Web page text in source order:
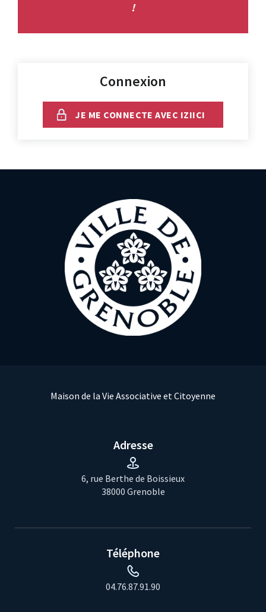
!
Connexion
JE ME CONNECTE AVEC IZIICI
Maison de la Vie Associative et Citoyenne
Adresse
6, rue Berthe de Boissieux
38000 Grenoble
Téléphone
04.76.87.91.90